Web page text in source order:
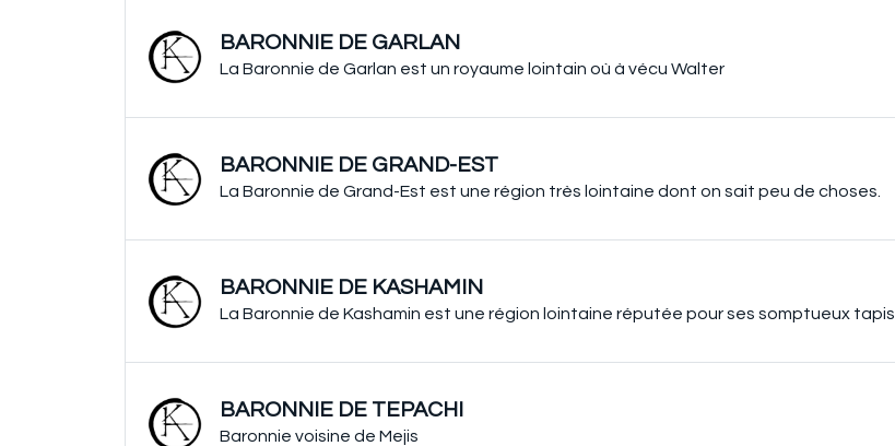
BARONNIE DE GARLAN
La Baronnie de Garlan est un royaume lointain où à vécu Walter
BARONNIE DE GRAND-EST
La Baronnie de Grand-Est est une région très lointaine dont on sait peu de choses.
BARONNIE DE KASHAMIN
La Baronnie de Kashamin est une région lointaine réputée pour ses somptueux tapis
BARONNIE DE TEPACHI
Baronnie voisine de Mejis